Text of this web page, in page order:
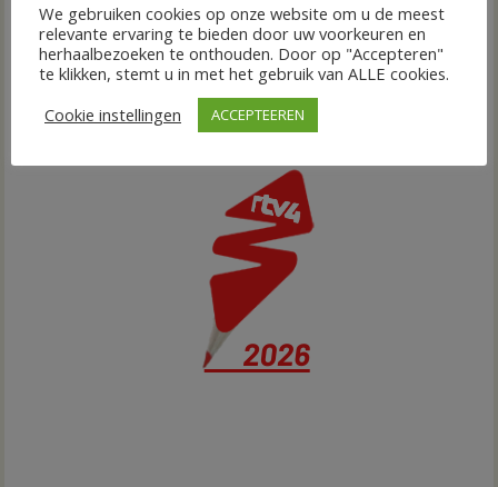
We gebruiken cookies op onze website om u de meest
relevante ervaring te bieden door uw voorkeuren en
herhaalbezoeken te onthouden. Door op "Accepteren"
te klikken, stemt u in met het gebruik van ALLE cookies.
Cookie instellingen
ACCEPTEEREN